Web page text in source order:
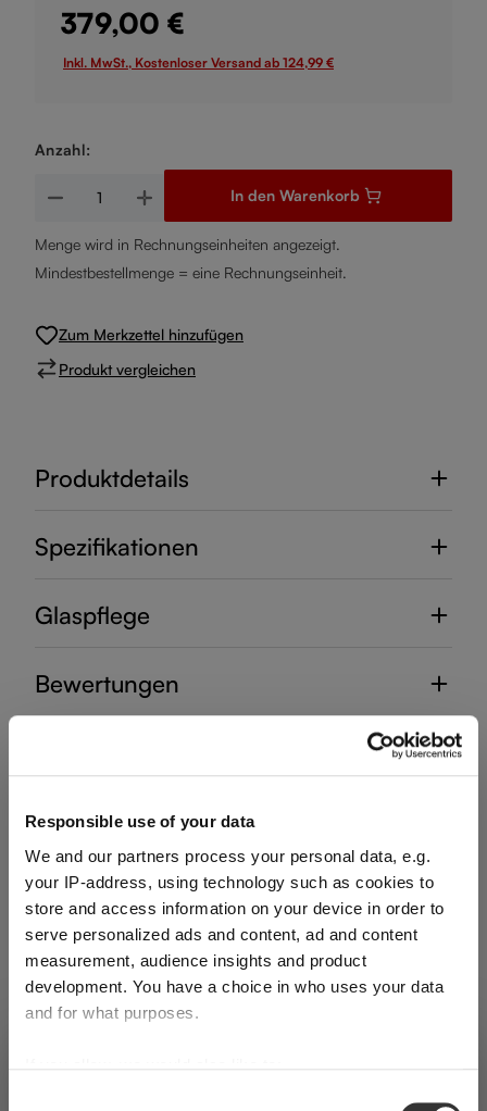
Responsible use of your data
We and our partners process your personal data, e.g.
your IP-address, using technology such as cookies to
store and access information on your device in order to
serve personalized ads and content, ad and content
measurement, audience insights and product
development. You have a choice in who uses your data
and for what purposes.
379,00 €
Inkl. MwSt., Kostenloser Versand ab 124,99 €
Anzahl:
Produkt Anzahl: Gib den gewünschten Wert ein oder
In den Warenkorb
Menge wird in Rechnungseinheiten angezeigt.
Mindestbestellmenge = eine Rechnungseinheit.
Zum Merkzettel hinzufügen
Produkt vergleichen
Produktdetails
Spezifikationen
Glaspflege
Bewertungen
HANDGEFERTIGTE DEKANTER
Vervollständigen Sie Ihr
Set